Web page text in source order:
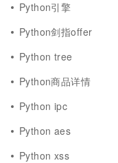
Python引擎
Python剑指offer
Python tree
Python商品详情
Python ipc
Python aes
Python xss